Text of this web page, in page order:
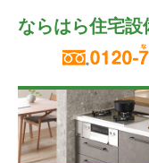
ン
テ
へ
ス
キ
ッ
プ
ならはら住宅